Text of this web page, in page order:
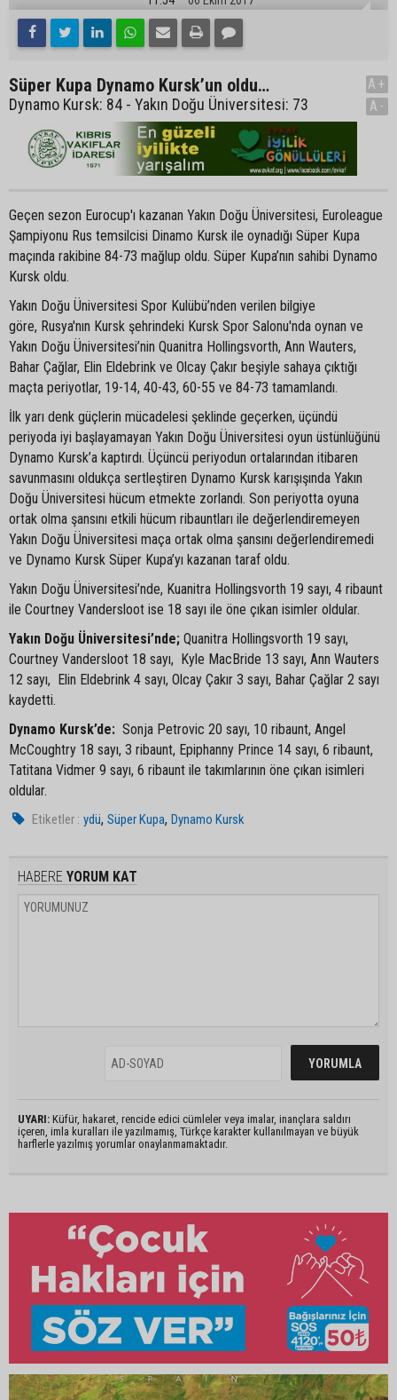
Süper Kupa Dynamo Kursk’un oldu…
Dynamo Kursk: 84 - Yakın Doğu Üniversitesi: 73
A+
A-
Geçen sezon Eurocup'ı kazanan Yakın Doğu Üniversitesi, Euroleague
Şampiyonu Rus temsilcisi Dinamo Kursk ile oynadığı Süper Kupa
maçında rakibine 84-73 mağlup oldu. Süper Kupa’nın sahibi Dynamo
Kursk oldu.
Yakın Doğu Üniversitesi Spor Kulübü’nden verilen bilgiye
göre, Rusya'nın Kursk şehrindeki Kursk Spor Salonu'nda oynan ve
Yakın Doğu Üniversitesi’nin Quanitra Hollingsvorth, Ann Wauters,
Bahar Çağlar, Elin Eldebrink ve Olcay Çakır beşiyle sahaya çıktığı
maçta periyotlar, 19-14, 40-43, 60-55 ve 84-73 tamamlandı.
İlk yarı denk güçlerin mücadelesi şeklinde geçerken, üçündü
periyoda iyi başlayamayan Yakın Doğu Üniversitesi oyun üstünlüğünü
Dynamo Kursk’a kaptırdı. Üçüncü periyodun ortalarından itibaren
savunmasını oldukça sertleştiren Dynamo Kursk karışışında Yakın
Doğu Üniversitesi hücum etmekte zorlandı. Son periyotta oyuna
ortak olma şansını etkili hücum ribauntları ile değerlendiremeyen
Yakın Doğu Üniversitesi maça ortak olma şansını değerlendiremedi
ve Dynamo Kursk Süper Kupa’yı kazanan taraf oldu.
Yakın Doğu Üniversitesi’nde, Kuanitra Hollingsvorth 19 sayı, 4 ribaunt
ile Courtney Vandersloot ise 18 sayı ile öne çıkan isimler oldular.
Yakın Doğu Üniversitesi’nde; Quanitra Hollingsvorth 19 sayı,
Courtney Vandersloot 18 sayı, Kyle MacBride 13 sayı, Ann Wauters
12 sayı, Elin Eldebrink 4 sayı, Olcay Çakır 3 sayı, Bahar Çağlar 2 sayı
kaydetti.
Dynamo Kursk’de: Sonja Petrovic 20 sayı, 10 ribaunt, Angel
McCoughtry 18 sayı, 3 ribaunt, Epiphanny Prince 14 sayı, 6 ribaunt,
Tatitana Vidmer 9 sayı, 6 ribaunt ile takımlarının öne çıkan isimleri
oldular.
Etiketler : ydü,Süper Kupa,Dynamo Kursk
HABERE YORUM KAT
UYARI: Küfür, hakaret, rencide edici cümleler veya imalar, inançlara saldırı
içeren, imla kuralları ile yazılmamış, Türkçe karakter kullanılmayan ve büyük
harflerle yazılmış yorumlar onaylanmamaktadır.